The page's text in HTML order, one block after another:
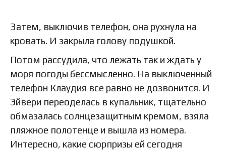
Затем, выключив телефон, она рухнула на
кровать. И закрыла голову подушкой.
Потом рассудила, что лежать так и ждать у
моря погоды бессмысленно. На выключенный
телефон Клаудия все равно не дозвонится. И
Эйвери переоделась в купальник, тщательно
обмазалась солнцезащитным кремом, взяла
пляжное полотенце и вышла из номера.
Интересно, какие сюрпризы ей сегодня